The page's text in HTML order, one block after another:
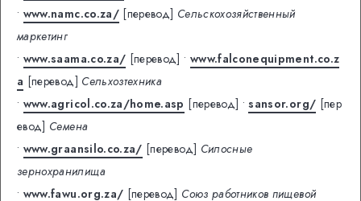
• www.namc.co.za/ [перевод] Сельскохозяйственный
маркетинг
• www.saama.co.za/ [перевод] • www.falconequipment.co.z
a [перевод] Сельхозтехника
• www.agricol.co.za/home.asp [перевод] •sansor.org/ [пер
евод] Семена
• www.graansilo.co.za/ [перевод] Силосные
зернохранилища
• www.fawu.org.za/ [перевод] Союз работников пищевой